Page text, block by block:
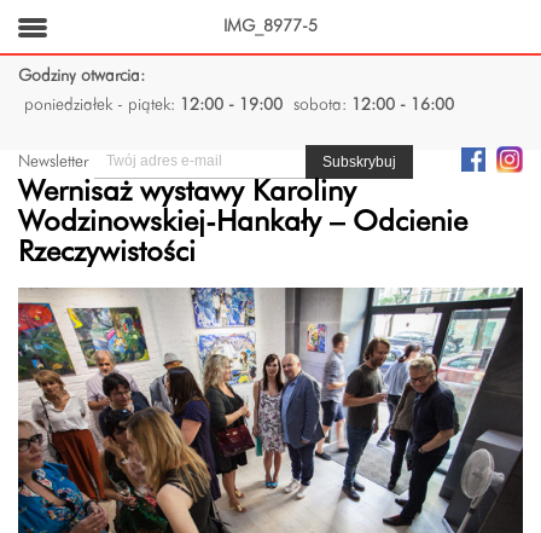
Godziny otwarcia:
poniedziałek - piątek:
12:00 - 19:00 sobota: 12:00 - 16:00
Newsletter
Wernisaż wystawy Karoliny
Wodzinowskiej-Hankały – Odcienie
Rzeczywistości
IMG_8977-5